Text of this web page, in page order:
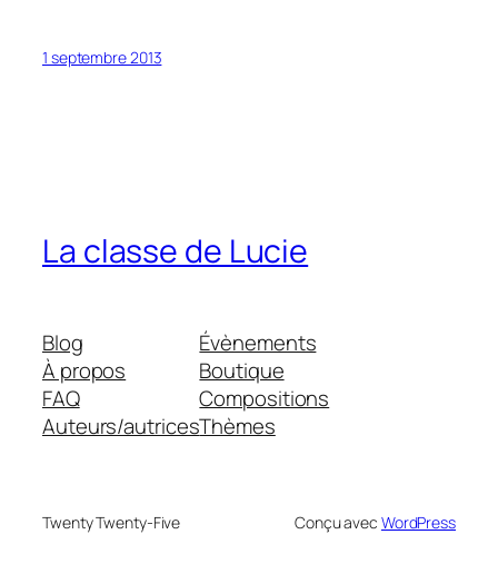
1 septembre 2013
La classe de Lucie
Blog
À propos
FAQ
Auteurs/autrices
Évènements
Boutique
Compositions
Thèmes
Twenty Twenty-Five Conçu avec WordPress